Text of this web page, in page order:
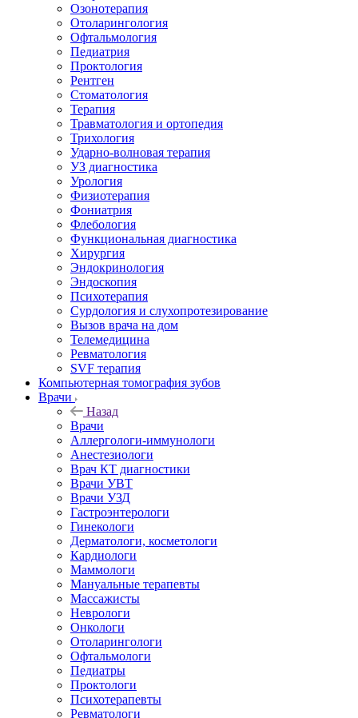
Озонотерапия
Отоларингология
Офтальмология
Педиатрия
Проктология
Рентген
Стоматология
Терапия
Травматология и ортопедия
Трихология
Ударно-волновая терапия
УЗ диагностика
Урология
Физиотерапия
Фониатрия
Флебология
Функциональная диагностика
Хирургия
Эндокринология
Эндоскопия
Психотерапия
Сурдология и слухопротезирование
Вызов врача на дом
Телемедицина
Ревматология
SVF терапия
Компьютерная томография зубов
Врачи
Назад
Врачи
Аллергологи-иммунологи
Анестезиологи
Врач КТ диагностики
Врачи УВТ
Врачи УЗД
Гастроэнтерологи
Гинекологи
Дерматологи, косметологи
Кардиологи
Маммологи
Мануальные терапевты
Массажисты
Неврологи
Онкологи
Отоларингологи
Офтальмологи
Педиатры
Проктологи
Психотерапевты
Ревматологи